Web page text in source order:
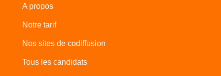
A propos
Notre tarif
Nos sites de codiffusion
Tous les candidats